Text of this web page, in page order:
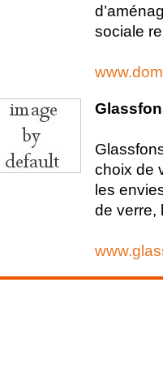
sociale
choix de
les
de verre,